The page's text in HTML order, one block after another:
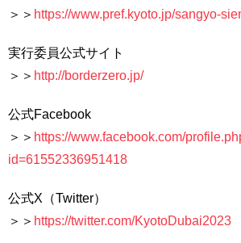
＞＞ https://www.pref.kyoto.jp/sangyo-
実行委員公式サイト
＞＞ http://borderzero.jp/
公式Facebook
＞＞ https://www.facebook.com/
id=61552336951418
公式X（Twitter）
＞＞ https://twitter.com/KyotoDubai2023